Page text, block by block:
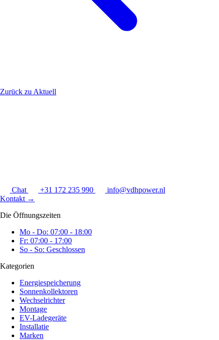
Zurück zu Aktuell
Chat +31 172 235 990
info@vdhpower.nl
Kontakt →
Die Öffnungszeiten
Mo - Do: 07:00 - 18:00
Fr: 07:00 - 17:00
So - So: Geschlossen
Kategorien
Energiespeicherung
Sonnenkollektoren
Wechselrichter
Montage
EV-Ladegeräte
Installatie
Marken